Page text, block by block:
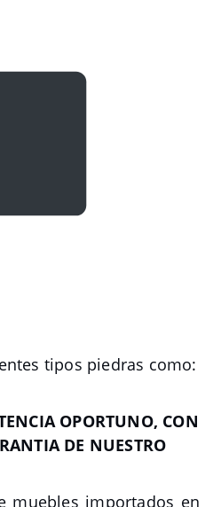
tipos piedras como:
OPORTUNO, CON
DE NUESTRO
muebles importados en